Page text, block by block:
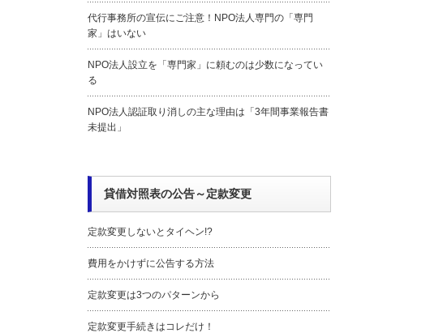
代行事務所の宣伝にご注意！NPO法人専門の「専門
家」はいない
NPO法人設立を「専門家」に頼むのは少数になってい
る
NPO法人認証取り消しの主な理由は「3年間事業報告書
未提出」
貸借対照表の公告～定款変更
定款変更しないとタイヘン!?
費用をかけずに公告する方法
定款変更は3つのパターンから
定款変更手続きはコレだけ！